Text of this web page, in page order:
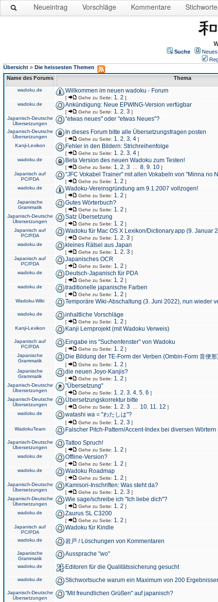
Neueintrag Vorschläge Kommentare Stichworte
Suche
Übersicht » Die heissesten Themen
Name des Forums
Thema
wadoku.de Willkommen im neuen wadoku - Forum
[ Gehe zu Seite: 1 2 ]
wadoku.de
Ankündigung: Neue EPWING-Version verfügbar
[ Gehe zu Seite: 1 2 3 ]
Japanisch-Deutsche
Übersetzungen
"etwas neues" oder "etwas Neues"?
Japanisch-Deutsche
Übersetzungen
In dieses Forum bitte alle Übersetzungsfragen posten
[ Gehe zu Seite: 1 2 3 4 ]
Kanji-Lexikon
Fehler in den Bildern: Strichreihenfolge
[ Gehe zu Seite: 1 2 3 4 ]
wadoku.de
Beta Version des neuen Wadoku zum Testen!
[ Gehe zu Seite: 1 2 3 8 9 10 ]
Japanisch auf
PC/PDA
"JFC Vokabel Trainer" mit allen Vokabeln von "Minna no
[ Gehe zu Seite: 1 2 ]
wadoku.de
Wadoku-Vereinsgründung am 9.1.2007 vollzogen!
[ Gehe zu Seite: 1 2 ]
Japanische
Grammatik
Gutes Wörterbuch?
[ Gehe zu Seite: 1 2 ]
Japanisch-Deutsche
Übersetzungen
Satz Übersetzung
[ Gehe zu Seite: 1 2 ]
Japanisch auf
PC/PDA
Wadoku für Mac OS X Lexikon/Dictionary.app (9. Januar
[ Gehe zu Seite: 1 2 3 ]
wadoku.de
kleines Rätsel aus Japan
[ Gehe zu Seite: 1 2 3 ]
Japanisch auf
PC/PDA
Japanisches OCR
[ Gehe zu Seite: 1 2 ]
wadoku.de
Deutsch-Japanisch für PDA
[ Gehe zu Seite: 1 2 ]
wadoku.de
traditionelle japanische Farben
[ Gehe zu Seite: 1 2 ]
Wadoku-Wiki
Temporäre Wiki-Abschaltung (3. Juni 2022), nun wieder
wadoku.de inhaltliche Vorschläge
[ Gehe zu Seite: 1 2 ]
Kanji-Lexikon
Kanji Lernprojekt (mit Wadoku Verweis)
Japanisch auf
PC/PDA
Eingabe ins "Suchenfenster" von Wadoku
[ Gehe zu Seite: 1 2 ]
Japanische
Grammatik
Die Bildung der TE-Form der Verben (Ombin-Form 音便形
[ Gehe zu Seite: 1 2 ]
Japanische
Grammatik
die neuen Joyo-Kanjis?
[ Gehe zu Seite: 1 2 ]
Japanisch-Deutsche
Übersetzungen
"Übersetzung"
[ Gehe zu Seite: 1 2 3 4 5 6 ]
Japanisch-Deutsche
Übersetzungen
Übersetzungskorrektur bitte
[ Gehe zu Seite: 1 2 3 10 11 12 ]
wadoku.de
watashi wa = "わたしは"?
[ Gehe zu Seite: 1 2 3 ]
WadokuTeam
Falscher Pitch-Pattern/Accent-Index bei diversen
Japanisch-Deutsche
Übersetzungen
Tattoo Spruch!
[ Gehe zu Seite: 1 2 ]
wadoku.de
Offline-Version?
[ Gehe zu Seite: 1 2 ]
wadoku.de
Wadoku Roadmap
[ Gehe zu Seite: 1 2 ]
Japanisch-Deutsche
Übersetzungen
Kamisori-Inschriften: Was steht da?
[ Gehe zu Seite: 1 2 3 ]
Japanisch-Deutsche
Übersetzungen
Wie sage/schreibe ich "Ich liebe dich"?
[ Gehe zu Seite: 1 2 ]
wadoku.de
Zaurus SL C3200
[ Gehe zu Seite: 1 2 ]
Japanisch auf
PC/PDA
Wadoku für Kindle
wadoku.de 岩戸 / Löschungen von Kommentaren
Japanische
Grammatik
Aussprache "wo"
wadoku.de Editoren für die Qualitätssicherung gesucht
wadoku.de Stichwortsuche warum ein Maximum von 200
Japanisch-Deutsche
Übersetzungen
"Mit freundlichen Grüßen" auf japanisch?